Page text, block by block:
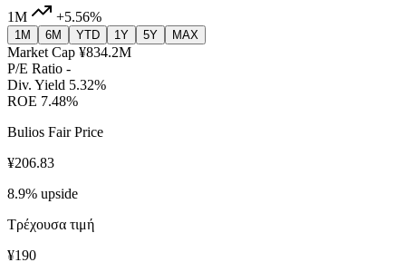
1M
+5.56%
1M 6M YTD 1Y 5Y MAX
Market Cap ¥834.2M
P/E Ratio -
Div. Yield 5.32%
ROE 7.48%
Bulios Fair Price
¥206.83
8.9% upside
Τρέχουσα τιμή
¥190